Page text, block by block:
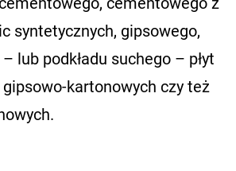
syntetycznych, gipsowego,
lub podkładu suchego – płyt
gipsowo-kartonowych czy też